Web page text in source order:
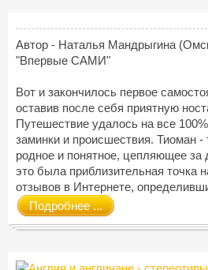
Автор - Наталья Мандрыгина
"Впервые САМИ"
Вот и закончилось первое
оставив после себя приятную
Путешествие удалось на все
заминки и происшествия. Тиоман -
родное и понятное, цепляющее
это была приблизительная точка
отзывов в Интернете,
Подробнее ...